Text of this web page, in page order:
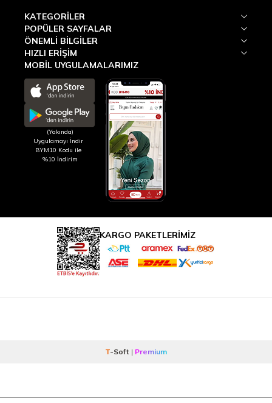
KATEGORILER
POPÜLER SAYFALAR
ÖNEMLI BILGILER
HIZLI ERIŞIM
MOBİL UYGULAMALARIMIZ
(Yakında)
Uygulamayı İndir
BYM10 Kodu ile
%10 İndirim
KARGO PAKETLERİMİZ
T-Soft | Premium